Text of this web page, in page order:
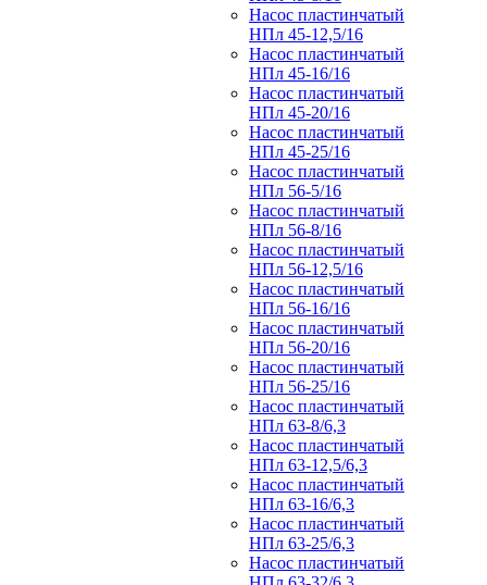
Насос пластинчатый
НПл 45-12,5/16
Насос пластинчатый
НПл 45-16/16
Насос пластинчатый
НПл 45-20/16
Насос пластинчатый
НПл 45-25/16
Насос пластинчатый
НПл 56-5/16
Насос пластинчатый
НПл 56-8/16
Насос пластинчатый
НПл 56-12,5/16
Насос пластинчатый
НПл 56-16/16
Насос пластинчатый
НПл 56-20/16
Насос пластинчатый
НПл 56-25/16
Насос пластинчатый
НПл 63-8/6,3
Насос пластинчатый
НПл 63-12,5/6,3
Насос пластинчатый
НПл 63-16/6,3
Насос пластинчатый
НПл 63-25/6,3
Насос пластинчатый